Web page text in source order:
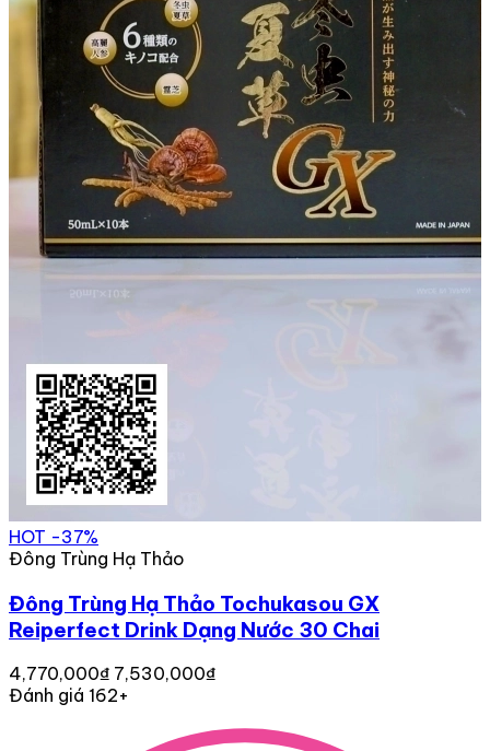
HOT -37%
Đông Trùng Hạ Thảo
Đông Trùng Hạ Thảo Tochukasou GX
Reiperfect Drink Dạng Nước 30 Chai
4,770,000₫ 7,530,000₫
Đánh giá 162+